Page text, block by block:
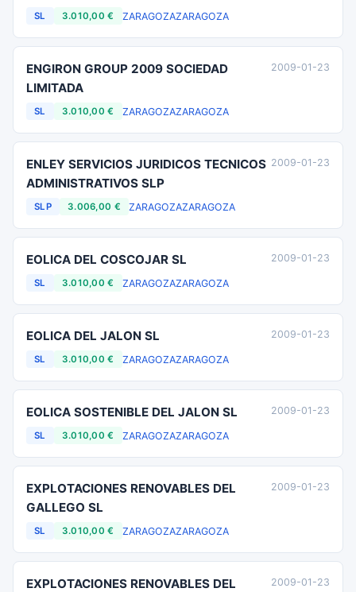
SL 3.010,00 € ZARAGOZAZARAGOZA
ENGIRON GROUP 2009 SOCIEDAD
LIMITADA
SL 3.010,00 € ZARAGOZAZARAGOZA
2009-01-23
ENLEY SERVICIOS JURIDICOS TECNICOS
ADMINISTRATIVOS SLP
SLP 3.006,00 € ZARAGOZAZARAGOZA
2009-01-23
EOLICA DEL COSCOJAR SL
SL 3.010,00 € ZARAGOZAZARAGOZA
2009-01-23
EOLICA DEL JALON SL
SL 3.010,00 € ZARAGOZAZARAGOZA
2009-01-23
EOLICA SOSTENIBLE DEL JALON SL
SL 3.010,00 € ZARAGOZAZARAGOZA
2009-01-23
EXPLOTACIONES RENOVABLES DEL
GALLEGO SL
SL 3.010,00 € ZARAGOZAZARAGOZA
2009-01-23
EXPLOTACIONES RENOVABLES DEL
2009-01-23